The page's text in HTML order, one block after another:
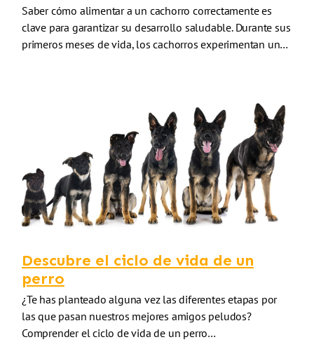
Saber cómo alimentar a un cachorro correctamente es
clave para garantizar su desarrollo saludable. Durante sus
primeros meses de vida, los cachorros experimentan un…
Descubre el ciclo de vida de un
perro
¿Te has planteado alguna vez las diferentes etapas por
las que pasan nuestros mejores amigos peludos?
Comprender el ciclo de vida de un perro…